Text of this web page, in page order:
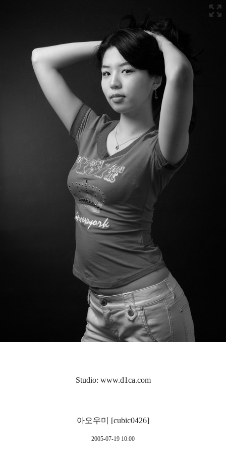
Studio: www.d1ca.com
아오우미 [cubic0426]
2005-07-19 10:00